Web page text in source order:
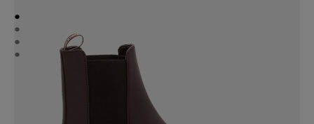
●
●
●
●